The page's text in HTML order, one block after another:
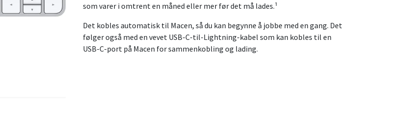
som varer i omtrent en måned eller mer før det må lades.¹
Det kobles automatisk til Macen, så du kan begynne å jobbe med en gang. Det
følger også med en vevet USB-C-til-Lightning-kabel som kan kobles til en
USB-C-port på Macen for sammenkobling og lading.